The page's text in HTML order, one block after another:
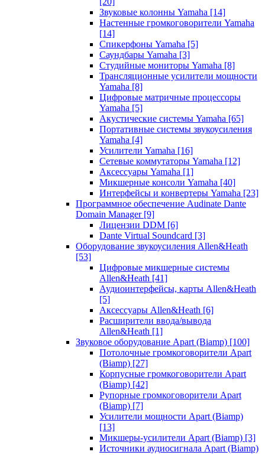
Звуковые колонны Yamaha [14]
Настенные громкоговорители Yamaha
[14]
Спикерфоны Yamaha [5]
Саундбары Yamaha [3]
Студийные мониторы Yamaha [8]
Трансляционные усилители мощности
Yamaha [8]
Цифровые матричные процессоры
Yamaha [5]
Акустические системы Yamaha [65]
Портативные системы звукоусиления
Yamaha [4]
Усилители Yamaha [16]
Сетевые коммутаторы Yamaha [12]
Аксессуары Yamaha [1]
Микшерные консоли Yamaha [40]
Интерфейсы и конвертеры Yamaha [23]
Программное обеспечение Audinate Dante
Domain Manager [9]
Лицензии DDM [6]
Dante Virtual Soundcard [3]
Оборудование звукоусиления Allen&Heath
[53]
Цифровые микшерные системы
Allen&Heath [41]
Аудиоинтерфейсы, карты Allen&Heath
[5]
Аксессуары Allen&Heath [6]
Расширители ввода/вывода
Allen&Heath [1]
Звуковое оборудование Apart (Biamp) [100]
Потолочные громкоговорители Apart
(Biamp) [27]
Корпусные громкоговорители Apart
(Biamp) [42]
Рупорные громкоговорители Apart
(Biamp) [7]
Усилители мощности Apart (Biamp)
[13]
Микшеры-усилители Apart (Biamp) [3]
Источники аудиосигнала Apart (Biamp)